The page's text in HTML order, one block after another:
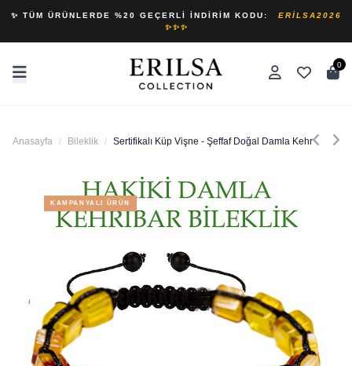
✨ TÜM ÜRÜNLERDE %20 GEÇERLI İNDIRIM KODU:
ERILSA2026
✨✨✨
0
Anasayfa / Bileklik / Sertifikalı Küp Vişne - Şeffaf Doğal Damla Kehribar
KAMPANYALI ÜRÜN